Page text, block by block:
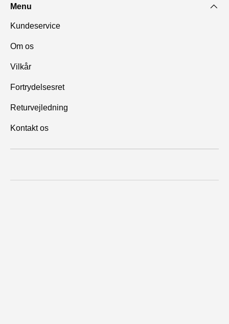
Menu
Kundeservice
Om os
Vilkår
Fortrydelsesret
Returvejledning
Kontakt os